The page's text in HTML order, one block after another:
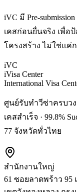
iVC มี Pre-
เคสก่อนยื่นจริง เพื่อ
โครงสร้าง ไม่ใช่แค่
iVC
iVisa Center
International Visa
ศูนย์รับทำวีซ่าครบวง
เคสสำเร็จ · 99.8%
77 จังหวัดทั่วไทย
สำนักงานใหญ่
61 ซอยลาดพร้าว